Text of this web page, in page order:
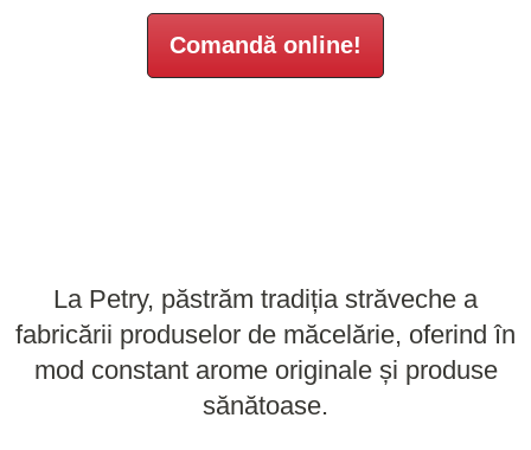
Comandă online!
La Petry, păstrăm tradiția străveche a
fabricării produselor de măcelărie, oferind în
mod constant arome originale și produse
sănătoase.